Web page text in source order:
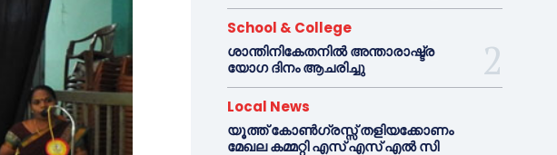
School & College
ശാന്തിനികേതനിൽ അന്താരാഷ്ട്ര
യോഗ ദിനം ആചരിച്ചു
Local News
യൂത്ത് കോൺഗ്രസ്സ് തളിയക്കോണം
മേഖല കമ്മറ്റി എസ് എസ് എൽ സി